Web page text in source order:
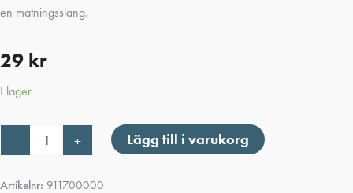
en matningsslang.
29 kr
I lager
-
ändhuvud
mängd
+ Lägg till i varukorg
Artikelnr: 911700000